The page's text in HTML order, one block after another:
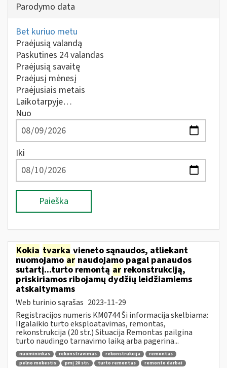
Parodymo data
Bet kuriuo metu
Praėjusią valandą
Paskutines 24 valandas
Praėjusią savaitę
Praėjusį mėnesį
Praėjusiais metais
Laikotarpyje…
Nuo
Iki
Paieška
Kokia tvarka vieneto sąnaudos, atliekant
nuomojamoar naudojamo pagal panaudos
sutartį...turto remontą ar rekonstrukciją,
priskiriamos ribojamų dydžių leidžiamiems
atskaitymams
Web turinio sąrašas 2023-11-29
Registracijos numeris KM0744 Ši informacija skelbiama:
Ilgalaikio turto eksploatavimas, remontas,
rekonstrukcija (20 str.) Situacija Remontas pailgina
turto naudingo tarnavimo laiką arba pagerina...
nuomininkas rekonstravimas rekonstrukcija
remontas
pelno mokestis
pmį 20 str. turto remontas
remonto darbai